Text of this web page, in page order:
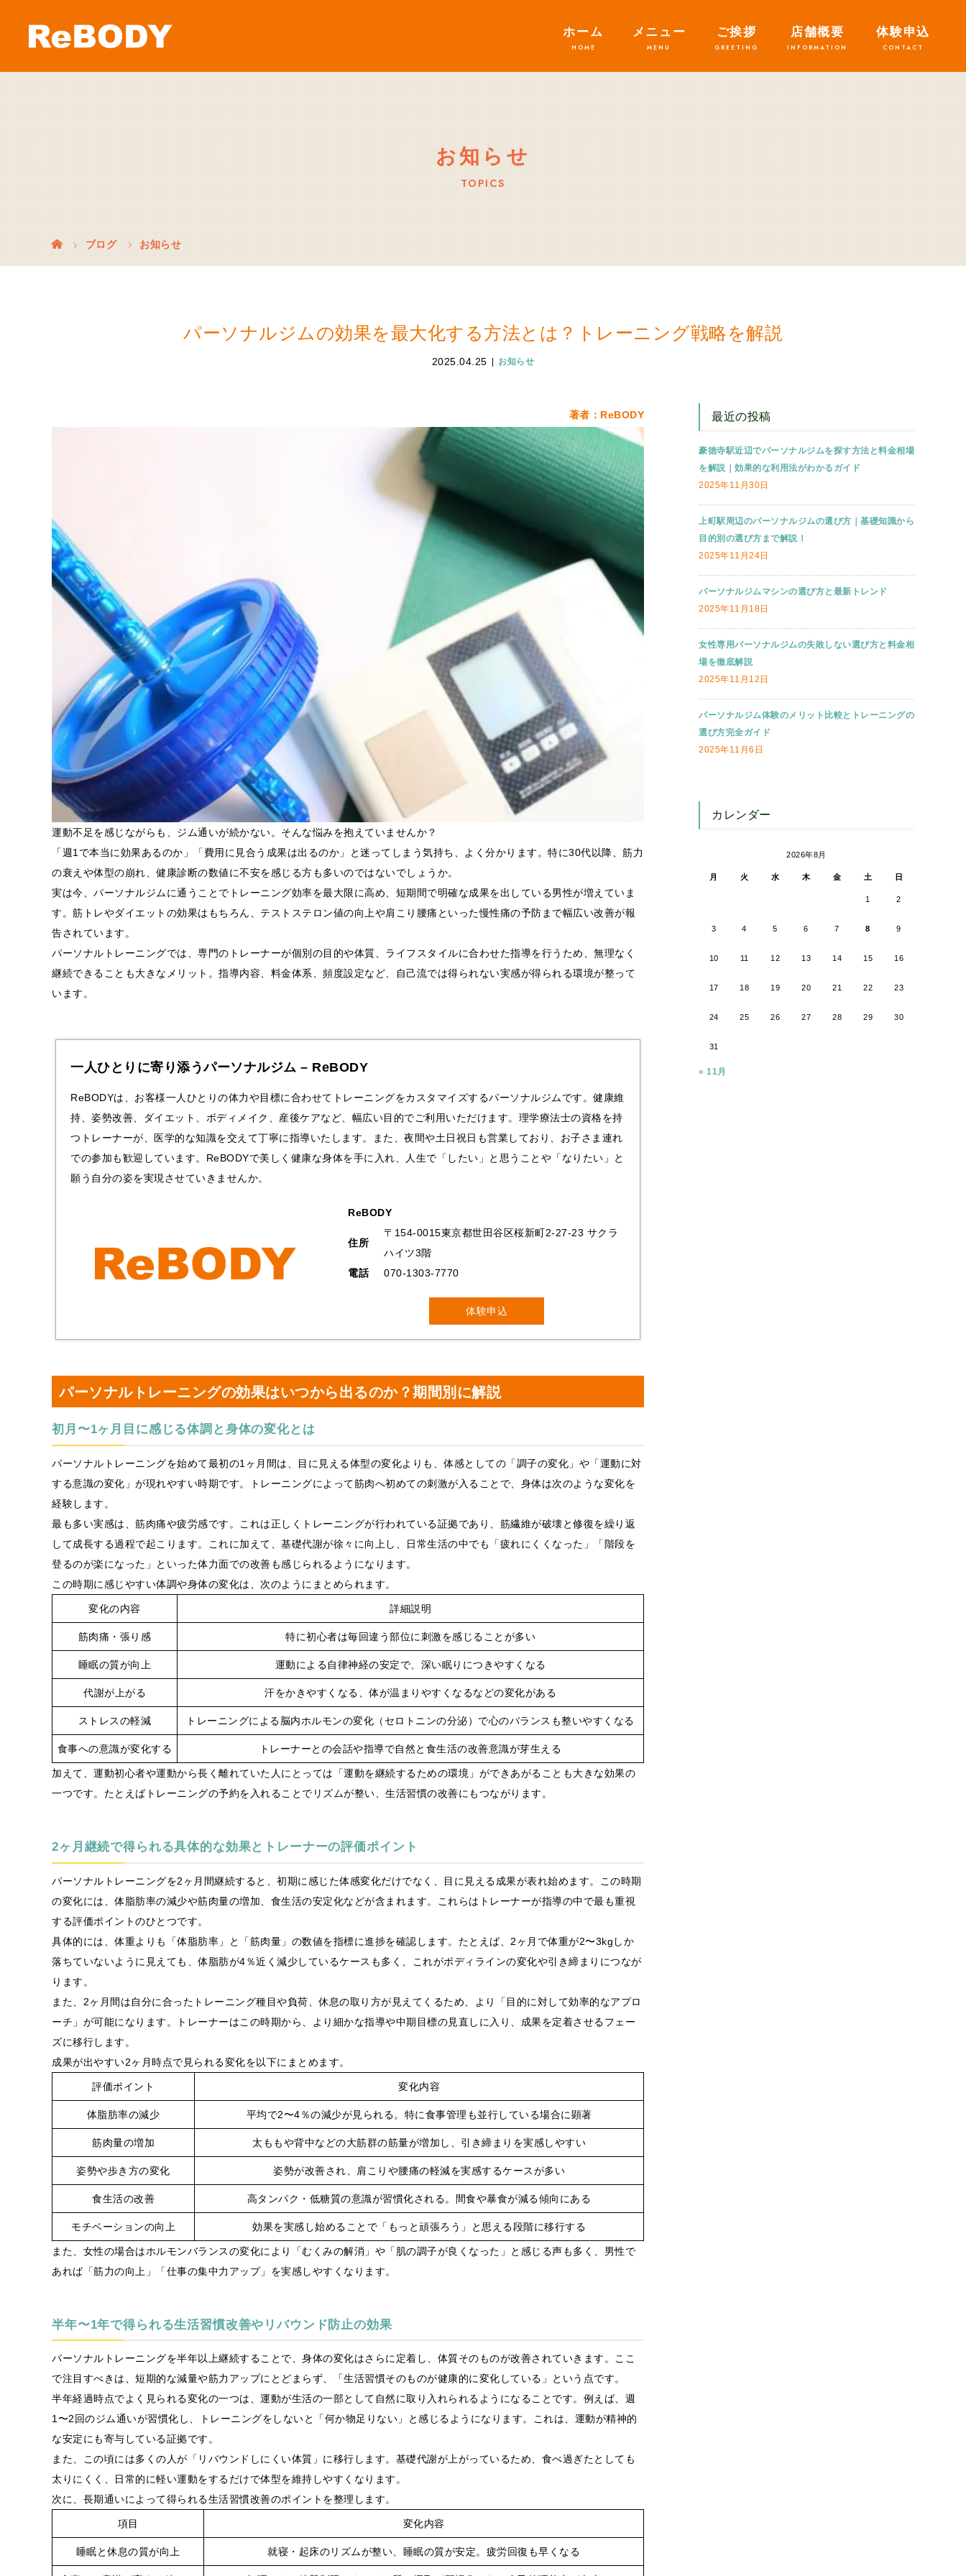
ホーム メニュー ご挨拶 店舗概要 体験申込
お知らせ
TOPICS
ブログ お知らせ
パーソナルジムの効果を最大化する方法とは？トレーニング戦略を解説
2025.04.25 お知らせ
著者：ReBODY
運動不足を感じながらも、ジム通いが続かない。そんな悩みを抱えていませんか？
「週1で本当に効果あるのか」「費用に見合う成果は出るのか」と迷ってしまう気持ち、よく分かります。特に30代以降、筋力
の衰えや体型の崩れ、健康診断の数値に不安を感じる方も多いのではないでしょうか。
実は今、パーソナルジムに通うことでトレーニング効率を最大限に高め、短期間で明確な成果を出している男性が増えていま
す。筋トレやダイエットの効果はもちろん、テストステロン値の向上や肩こり腰痛といった慢性痛の予防まで幅広い改善が報
告されています。
パーソナルトレーニングでは、専門のトレーナーが個別の目的や体質、ライフスタイルに合わせた指導を行うため、無理なく
継続できることも大きなメリット。指導内容、料金体系、頻度設定など、自己流では得られない実感が得られる環境が整って
います。
一人ひとりに寄り添うパーソナルジム – ReBODY
ReBODYは、お客様一人ひとりの体力や目標に合わせてトレーニングをカスタマイズするパーソナルジムです。健康維
持、姿勢改善、ダイエット、ボディメイク、産後ケアなど、幅広い目的でご利用いただけます。理学療法士の資格を持
つトレーナーが、医学的な知識を交えて丁寧に指導いたします。また、夜間や土日祝日も営業しており、お子さま連れ
での参加も歓迎しています。ReBODYで美しく健康な身体を手に入れ、人生で「したい」と思うことや「なりたい」と
願う自分の姿を実現させていきませんか。
ReBODY
住所
〒154-0015東京都世田谷区桜新町2-27-23 サクラ
ハイツ3階
電話
070-1303-7770
体験申込
パーソナルトレーニングの効果はいつから出るのか？期間別に解説
初月〜1ヶ月目に感じる体調と身体の変化とは
パーソナルトレーニングを始めて最初の1ヶ月間は、目に見える体型の変化よりも、体感としての「調子の変化」や「運動に対
する意識の変化」が現れやすい時期です。トレーニングによって筋肉へ初めての刺激が入ることで、身体は次のような変化を
経験します。
最も多い実感は、筋肉痛や疲労感です。これは正しくトレーニングが行われている証拠であり、筋繊維が破壊と修復を繰り返
して成長する過程で起こります。これに加えて、基礎代謝が徐々に向上し、日常生活の中でも「疲れにくくなった」「階段を
登るのが楽になった」といった体力面での改善も感じられるようになります。
この時期に感じやすい体調や身体の変化は、次のようにまとめられます。
変化の内容 詳細説明
筋肉痛・張り感 特に初心者は毎回違う部位に刺激を感じることが多い
睡眠の質が向上 運動による自律神経の安定で、深い眠りにつきやすくなる
代謝が上がる 汗をかきやすくなる、体が温まりやすくなるなどの変化がある
ストレスの軽減 トレーニングによる脳内ホルモンの変化（セロトニンの分泌）で心のバランスも整いやすくなる
食事への意識が変化する トレーナーとの会話や指導で自然と食生活の改善意識が芽生える
加えて、運動初心者や運動から長く離れていた人にとっては「運動を継続するための環境」ができあがることも大きな効果の
一つです。たとえばトレーニングの予約を入れることでリズムが整い、生活習慣の改善にもつながります。
2ヶ月継続で得られる具体的な効果とトレーナーの評価ポイント
パーソナルトレーニングを2ヶ月間継続すると、初期に感じた体感変化だけでなく、目に見える成果が表れ始めます。この時期
の変化には、体脂肪率の減少や筋肉量の増加、食生活の安定化などが含まれます。これらはトレーナーが指導の中で最も重視
する評価ポイントのひとつです。
具体的には、体重よりも「体脂肪率」と「筋肉量」の数値を指標に進捗を確認します。たとえば、2ヶ月で体重が2〜3kgしか
落ちていないように見えても、体脂肪が4％近く減少しているケースも多く、これがボディラインの変化や引き締まりにつなが
ります。
また、2ヶ月間は自分に合ったトレーニング種目や負荷、休息の取り方が見えてくるため、より「目的に対して効率的なアプロ
ーチ」が可能になります。トレーナーはこの時期から、より細かな指導や中期目標の見直しに入り、成果を定着させるフェー
ズに移行します。
成果が出やすい2ヶ月時点で見られる変化を以下にまとめます。
評価ポイント 変化内容
体脂肪率の減少 平均で2〜4％の減少が見られる。特に食事管理も並行している場合に顕著
筋肉量の増加 太ももや背中などの大筋群の筋量が増加し、引き締まりを実感しやすい
姿勢や歩き方の変化 姿勢が改善され、肩こりや腰痛の軽減を実感するケースが多い
食生活の改善 高タンパク・低糖質の意識が習慣化される。間食や暴食が減る傾向にある
モチベーションの向上 効果を実感し始めることで「もっと頑張ろう」と思える段階に移行する
また、女性の場合はホルモンバランスの変化により「むくみの解消」や「肌の調子が良くなった」と感じる声も多く、男性で
あれば「筋力の向上」「仕事の集中力アップ」を実感しやすくなります。
半年〜1年で得られる生活習慣改善やリバウンド防止の効果
パーソナルトレーニングを半年以上継続することで、身体の変化はさらに定着し、体質そのものが改善されていきます。ここ
で注目すべきは、短期的な減量や筋力アップにとどまらず、「生活習慣そのものが健康的に変化している」という点です。
半年経過時点でよく見られる変化の一つは、運動が生活の一部として自然に取り入れられるようになることです。例えば、週
1〜2回のジム通いが習慣化し、トレーニングをしないと「何か物足りない」と感じるようになります。これは、運動が精神的
な安定にも寄与している証拠です。
また、この頃には多くの人が「リバウンドしにくい体質」に移行します。基礎代謝が上がっているため、食べ過ぎたとしても
太りにくく、日常的に軽い運動をするだけで体型を維持しやすくなります。
次に、長期通いによって得られる生活習慣改善のポイントを整理します。
項目 変化内容
睡眠と休息の質が向上 就寝・起床のリズムが整い、睡眠の質が安定。疲労回復も早くなる
最近の投稿
豪徳寺駅近辺でパーソナルジムを探す方法と料金相場
を解説｜効果的な利用法がわかるガイド
2025年11月30日
上町駅周辺のパーソナルジムの選び方｜基礎知識から
目的別の選び方まで解説！
2025年11月24日
パーソナルジムマシンの選び方と最新トレンド
2025年11月18日
女性専用パーソナルジムの失敗しない選び方と料金相
場を徹底解説
2025年11月12日
パーソナルジム体験のメリット比較とトレーニングの
選び方完全ガイド
2025年11月6日
カレンダー
2026年8月
月 火 水 木 金 土 日
1 2
3 4 5 6 7 8 9
10 11 12 13 14 15 16
17 18 19 20 21 22 23
24 25 26 27 28 29 30
31
« 11月